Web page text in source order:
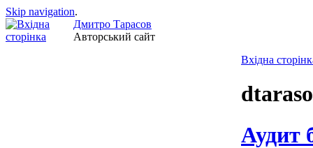
Skip navigation.
Дмитро Тарасов
Авторський сайт
Вхідна
Аудит